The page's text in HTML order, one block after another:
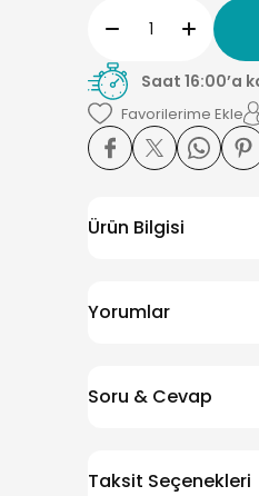
Saat 16:00’a
Ürün Bilgisi
Yorumlar
Soru & Cevap
Taksit Seçenekleri